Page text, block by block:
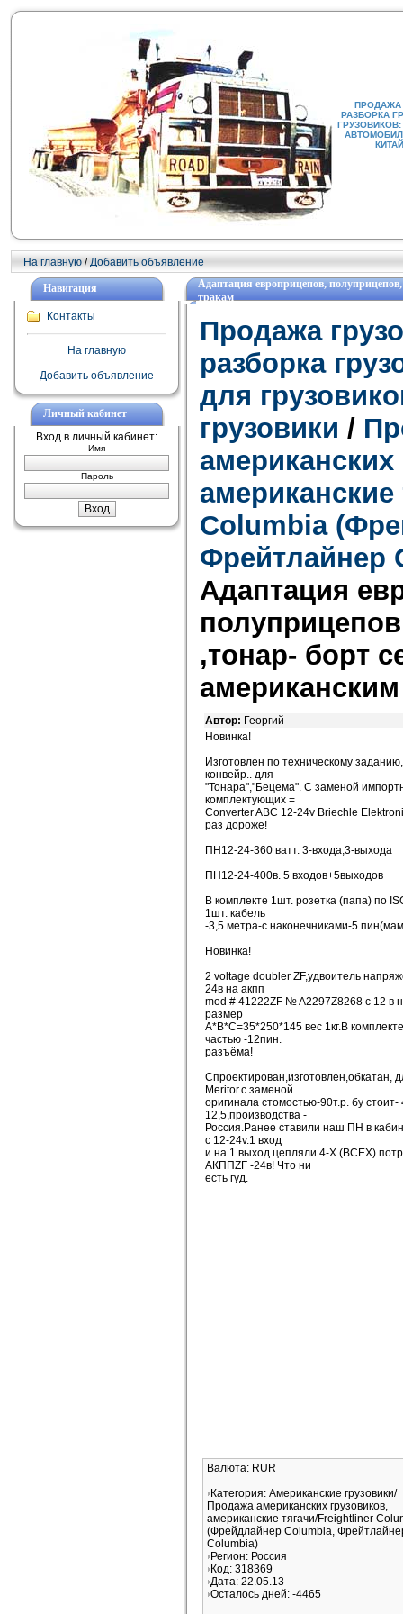
ПРОДАЖА
РАЗБОРКА
На главную /Добавить объявление
Навигация
Контакты
На главную
Добавить объявление
Личный кабинет
Вход в личный кабинет:
Имя
Пароль
Адаптация европрицепов,
тракам
Продажа
разборка
для
грузовики /
американских
американские
Columbia
Фрейтлайнер
Адаптация
,тонар- борт
Автор: Георгий
Новинка!
Изготовлен по техническому
конвейр.. для
"Тонара","Бецема". С заменой
комплектующих =
Converter ABC 12-24v Brieсhle
раз дороже!
ПН12-24-360 ватт. 3-входа,3-выхода
ПН12-24-400в. 5 входов+5выходов
В комплекте 1шт. розетка (папа) по
1шт. кабель
-3,5 метра-с наконечниками-5
Новинка!
2 voltage doubler ZF,удвоитель
24в на акпп
mod # 41222ZF № A2297Z8268 с 12 в
размер
А*В*С=35*250*145 вес 1кг.В
частью -12пин.
разъёма!
Спроектирован,изготовлен,обкатан,
Meritor.с заменой
оригинала стомостью-90т.р. бу
12,5,производства -
Россия.Ранее ставили наш ПН в
c 12-24v.1 вход
и на 1 выход цепляли 4-Х (ВСЕХ)
АКППZF -24в! Что ни
есть гуд.
Валюта: RUR
Категория: Американские грузовики/
Продажа американских грузовиков,
американские тягачи/Freightliner
(Фрейдлайнер Columbia,
Columbia)
Регион: Россия
Код: 318369
Дата: 22.05.13
Осталось дней: -4465